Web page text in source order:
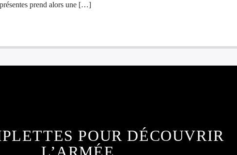
prend alors une […]
POUR DÉCOUVRIR